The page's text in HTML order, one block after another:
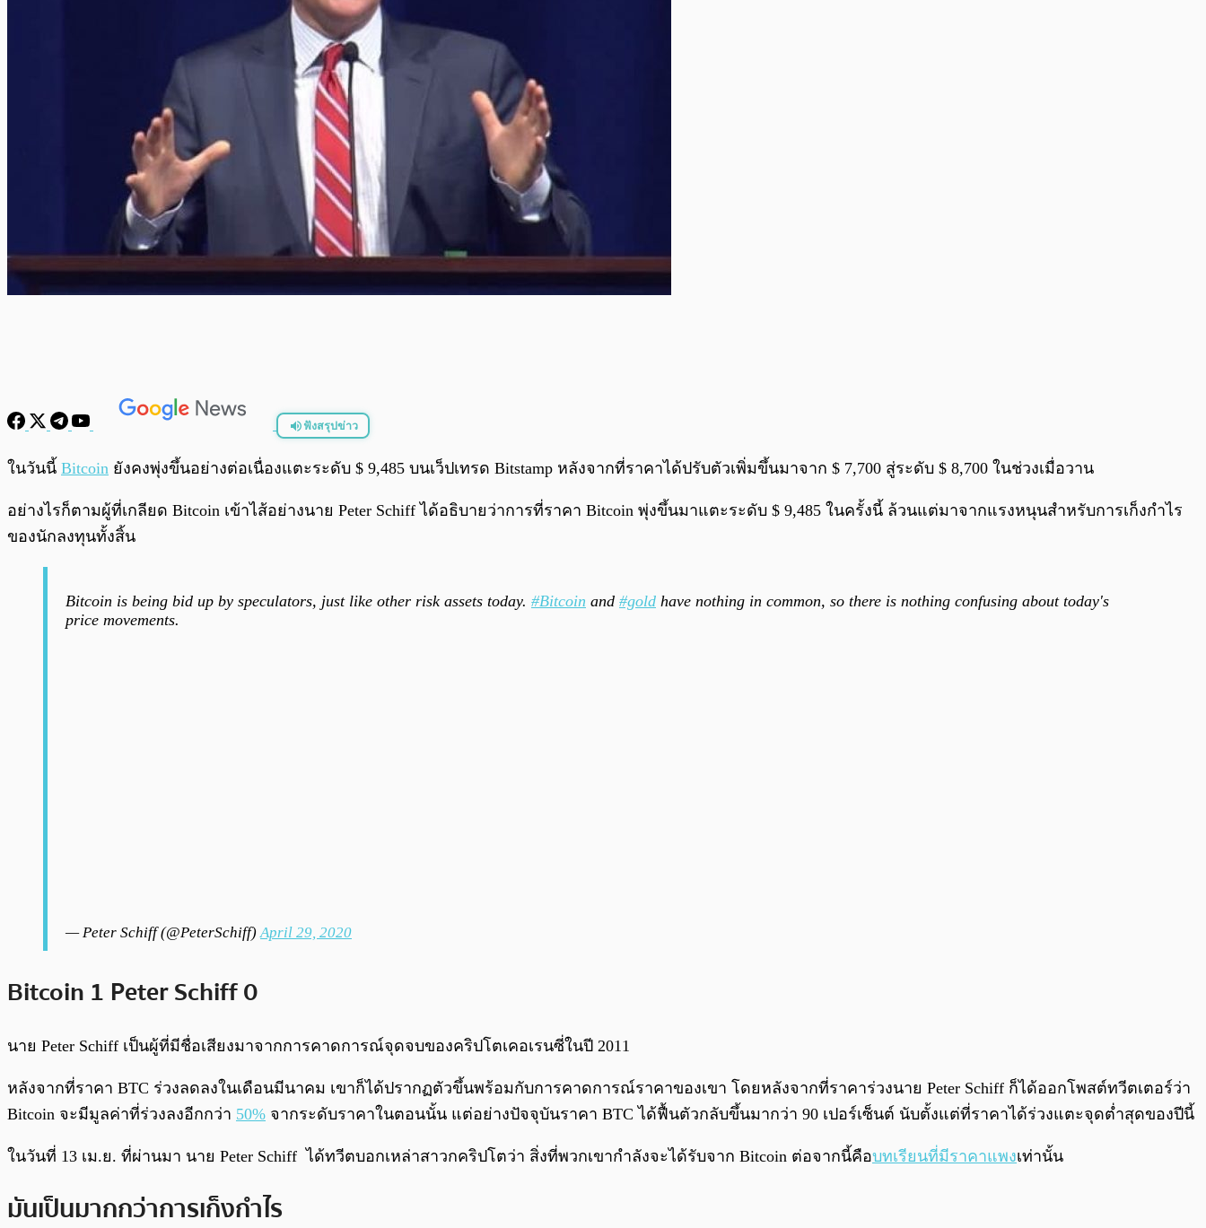
ฟังสรุปข่าว
พร้อมเล่น
ในวันนี้ Bitcoin ยังคงพุ่งขึ้นอย่างต่อเนื่องแตะระดับ $ 9,485 บนเว็ปเทรด Bitstamp หลังจากที่ราคาได้ปรับตัวเพิ่มขึ้นมาจาก $ 7,700 สู่ระดับ $ 8,700 ในช่วงเมื่อวาน
อย่างไรก็ตามผู้ที่เกลียด Bitcoin เข้าไส้อย่างนาย Peter Schiff ได้อธิบายว่าการที่ราคา Bitcoin พุ่งขึ้นมาแตะระดับ $ 9,485 ในครั้งนี้ ล้วนแต่มาจากแรงหนุนสำหรับการเก็งกำไร
ของนักลงทุนทั้งสิ้น
Bitcoin is being bid up by speculators, just like other risk assets today. #Bitcoin and #gold have nothing in common, so there is nothing confusing about today's
price movements.
— Peter Schiff (@PeterSchiff)April 29, 2020
Bitcoin 1 Peter Schiff 0
นาย Peter Schiff เป็นผู้ที่มีชื่อเสียงมาจากการคาดการณ์จุดจบของคริปโตเคอเรนซี่ในปี 2011
หลังจากที่ราคา BTC ร่วงลดลงในเดือนมีนาคม เขาก็ได้ปรากฏตัวขึ้นพร้อมกับการคาดการณ์ราคาของเขา โดยหลังจากที่ราคาร่วงนาย Peter Schiff ก็ได้ออกโพสต์ทวีตเตอร์ว่า
Bitcoin จะมีมูลค่าที่ร่วงลงอีกกว่า 50% จากระดับราคาในตอนนั้น แต่อย่างปัจจุบันราคา BTC ได้ฟื้นตัวกลับขึ้นมากว่า 90 เปอร์เซ็นต์ นับตั้งแต่ที่ราคาได้ร่วงแตะจุดต่ำสุดของปีนี้
ในวันที่ 13 เม.ย. ที่ผ่านมา นาย Peter Schiff ได้ทวีตบอกเหล่าสาวกคริปโตว่า สิ่งที่พวกเขากำลังจะได้รับจาก Bitcoin ต่อจากนี้คือบทเรียนที่มีราคาแพงเท่านั้น
มันเป็นมากกว่าการเก็งกำไร